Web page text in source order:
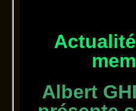
Albert